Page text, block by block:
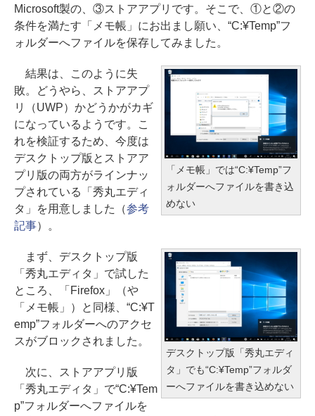
Microsoft製の、③ストアアプリです。そこで、①と②の
条件を満たす「メモ帳」にお出まし願い、“C:¥Temp”フ
ォルダーへファイルを保存してみました。
「メモ帳」では“C:¥Temp”フ
ォルダーへファイルを書き込
めない
結果は、このように失
敗。どうやら、ストアアプ
リ（UWP）かどうかがカギ
になっているようです。こ
れを検証するため、今度は
デスクトップ版とストアア
プリ版の両方がラインナッ
プされている「秀丸エディ
タ」を用意しました（参考
記事）。
デスクトップ版「秀丸エディ
タ」でも“C:¥Temp”フォルダ
ーへファイルを書き込めない
まず、デスクトップ版
「秀丸エディタ」で試した
ところ、「Firefox」（や
「メモ帳」）と同様、“C:¥T
emp”フォルダーへのアクセ
スがブロックされました。
次に、ストアアプリ版
「秀丸エディタ」で“C:¥Tem
p”フォルダーへファイルを